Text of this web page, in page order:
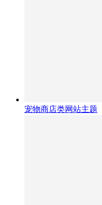
宠物商店类网站主题